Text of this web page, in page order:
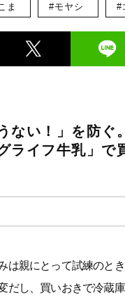
ま #モヤシ #
ない！」を防ぐ
ライフ牛乳」で
は親にとって試練のと
だし、買いおきで冷蔵